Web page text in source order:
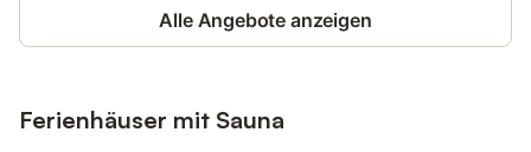
Alle Angebote anzeigen
Ferienhäuser mit Sauna